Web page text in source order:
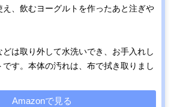
え、飲むヨーグルトを作ったあと注ぎや
は取り外して水洗いでき、お手入れし
す。本体の汚れは、布で拭き取りまし
Amazonで見る